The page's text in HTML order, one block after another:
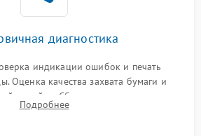
диагностика
индикации ошибок и печать
Оценка качества захвата бумаги и
линейки. Сбор данных о замятиях,
или посторонних шумах при работе.
Подробнее